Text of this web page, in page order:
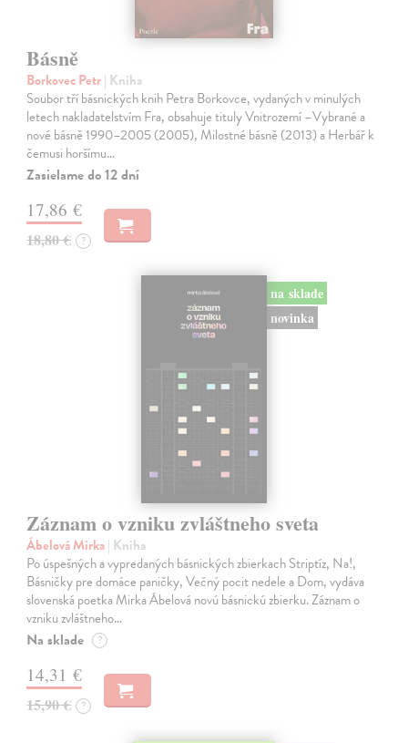
Básně
Borkovec Petr| Kniha
Soubor tří básnických knih Petra Borkovce, vydaných v minulých
letech nakladatelstvím Fra, obsahuje tituly Vnitrozemí –Vybrané a
nové básně 1990–2005 (2005), Milostné básně (2013) a Herbář k
čemusi horšímu…
Zasielame do 12 dní
17,86 €
18,80 € ?
na sklade
novinka
Záznam o vzniku zvláštneho sveta
Ábelová Mirka| Kniha
Po úspešných a vypredaných básnických zbierkach Striptíz, Na!,
Básničky pre domáce paničky, Večný pocit nedele a Dom, vydáva
slovenská poetka Mirka Ábelová novú básnickú zbierku. Záznam o
vzniku zvláštneho…
Na sklade ?
14,31 €
15,90 € ?